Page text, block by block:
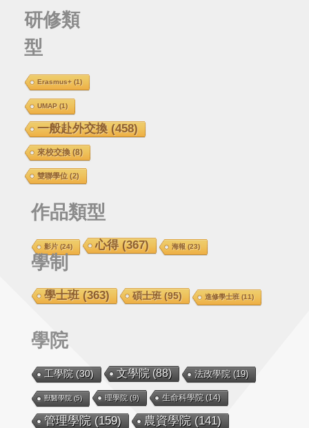
研修類
型
Erasmus+(1)
UMAP (1)
一般赴外交換(458)
來校交換(8)
雙聯學位 (2)
作品類型
影片(24) 心得(367) 海報 (23)
學制
學士班(363) 碩士班(95) 進修學士班(11)
學院
工學院 (30) 文學院 (88) 法政學院 (19)
獸醫學院(5) 理學院(9) 生命科學院(14)
管理學院 (159) 農資學院 (141)